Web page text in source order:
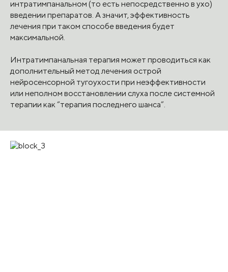
интратимпанальном (то есть непосредственно в ухо)
введении препаратов. А значит, эффективность
лечения при таком способе введения будет
максимальной.
Интратимпанальная терапия может проводиться как
дополнительный метод лечения острой
нейросенсорной тугоухости при неэффективности
или неполном восстановлении слуха после системной
терапии как “терапия последнего шанса”.